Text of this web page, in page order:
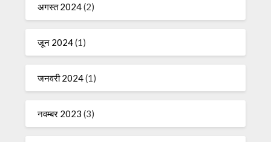
अगस्त 2024(2)
जून 2024(1)
जनवरी 2024(1)
नवम्बर 2023 (3)